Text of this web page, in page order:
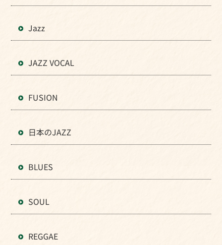
Jazz
JAZZ VOCAL
FUSION
日本のJAZZ
BLUES
SOUL
REGGAE